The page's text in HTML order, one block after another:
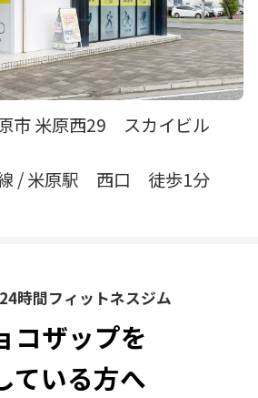
市 米原西29 スカイビル
/ 米原駅 西口 徒歩1分
時間フィットネスジム
コザップを
ている方へ